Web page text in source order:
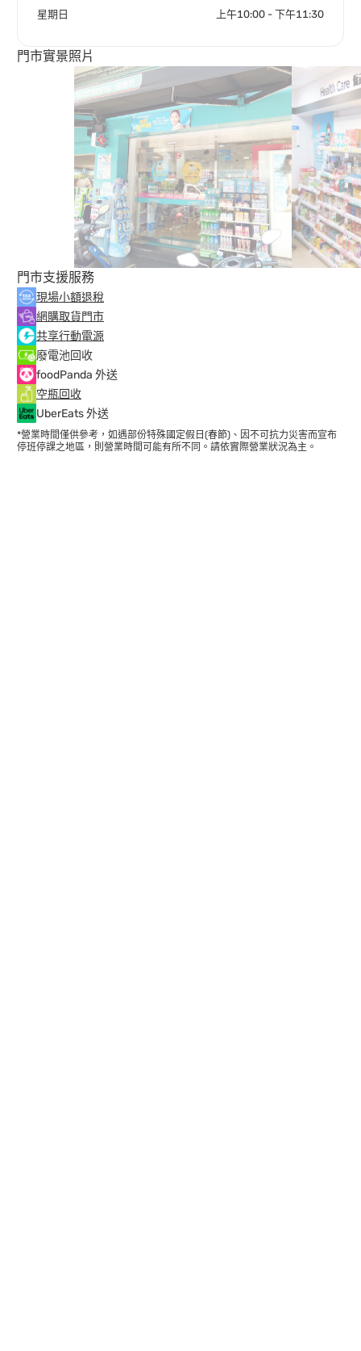
星期日 上午10:00 - 下午11:30
門市實景照片
門市支援服務
現場小額退稅
網購取貨門市
共享行動電源
廢電池回收
foodPanda 外送
空瓶回收
UberEats 外送
*營業時間僅供參考，如遇部份特殊國定假日(春節)、因不可抗力災害而宣布
停班停課之地區，則營業時間可能有所不同。請依實際營業狀況為主。